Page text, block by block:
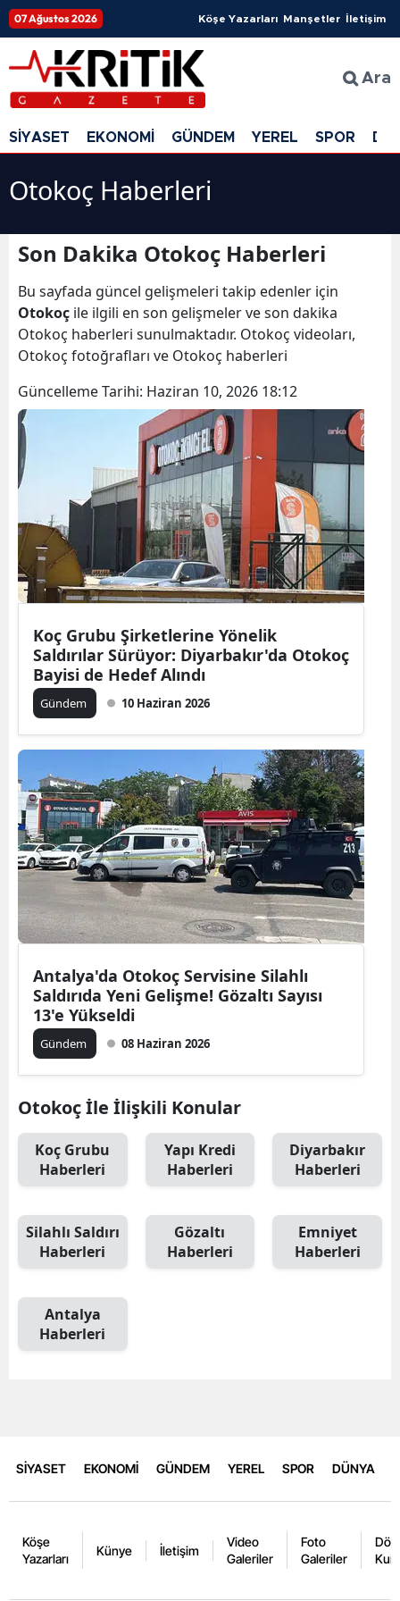
07 Ağustos 2026 Köşe Yazarları Manşetler İletişim
Ara
SİYASET EKONOMİ GÜNDEM YEREL SPOR
Otokoç Haberleri
Son Dakika Otokoç Haberleri
Bu sayfada güncel gelişmeleri takip edenler için
Otokoç ile ilgili en son gelişmeler ve son dakika
Otokoç haberleri sunulmaktadır. Otokoç videoları,
Otokoç fotoğrafları ve Otokoç haberleri
Güncelleme Tarihi: Haziran 10, 2026 18:12
Koç Grubu Şirketlerine Yönelik
Saldırılar Sürüyor: Diyarbakır'da Otokoç
Bayisi de Hedef Alındı
Gündem 10 Haziran 2026
Antalya'da Otokoç Servisine Silahlı
Saldırıda Yeni Gelişme! Gözaltı Sayısı
13'e Yükseldi
Gündem 08 Haziran 2026
Otokoç İle İlişkili Konular
Koç Grubu
Haberleri
Yapı Kredi
Haberleri
Diyarbakır
Haberleri
Silahlı Saldırı
Haberleri
Gözaltı
Haberleri
Emniyet
Haberleri
Antalya
Haberleri
SİYASET EKONOMİ GÜNDEM YEREL SPOR DÜNYA
Köşe
Yazarları
Künye İletişim
Video
Galeriler
Foto
Galeriler